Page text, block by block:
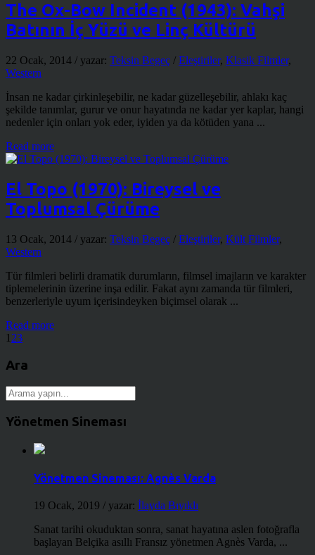
The Ox-Bow Incident (1943): Vahşi
Batının İç Yüzü ve Linç Kültürü
22 Ocak, 2014 / yazar: Teksin Begeç / Eleştiriler, Klasik Filmler,
Western
İnsan ne kadar çirkinleşebilir, ne kadar güzelleşebilir, ahlakı kaç
şekilde tanımlar, gurur ve onur hayatında ne kadar yer kaplar, hangi
nedenler için onları yok eder, iyiden ya da kötüden yana ...
Read more
El Topo (1970): Bireysel ve
Toplumsal Çürüme
13 Ocak, 2014 / yazar: Teksin Begeç / Eleştiriler, Kült Filmler,
Western
Tür filmleri belirli dramatik durumların, filmsel imajların ve karakter
tiplemelerinin üzerine inşa edilir. Fakat aynı zamanda tür filmleri,
benzerleriyle uyum içerisindeyken biçimsel olarak ...
Read more
1 23
Ara
Yönetmen Sineması
Yönetmen Sineması: Agnès Varda
19 Ocak, 2019 / yazar: İlayda Bıyıklı
Sanat tarihi okuduktan sonra, sanat hayatına aslen fotoğrafla
başlayan Belçika asıllı Fransız yönetmen Agnès Varda, ...